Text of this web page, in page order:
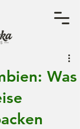
Was